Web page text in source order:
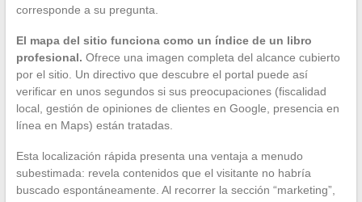
corresponde a su pregunta.
El mapa del sitio funciona como un índice de un libro
profesional. Ofrece una imagen completa del alcance cubierto
por el sitio. Un directivo que descubre el portal puede así
verificar en unos segundos si sus preocupaciones (fiscalidad
local, gestión de opiniones de clientes en Google, presencia en
línea en Maps) están tratadas.
Esta localización rápida presenta una ventaja a menudo
subestimada: revela contenidos que el visitante no habría
buscado espontáneamente. Al recorrer la sección “marketing”,